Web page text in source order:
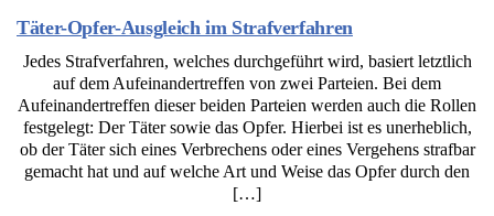
Täter-Opfer-Ausgleich im Strafverfahren
Jedes Strafverfahren, welches durchgeführt wird, basiert letztlich
auf dem Aufeinandertreffen von zwei Parteien. Bei dem
Aufeinandertreffen dieser beiden Parteien werden auch die Rollen
festgelegt: Der Täter sowie das Opfer. Hierbei ist es unerheblich,
ob der Täter sich eines Verbrechens oder eines Vergehens strafbar
gemacht hat und auf welche Art und Weise das Opfer durch den
[…]